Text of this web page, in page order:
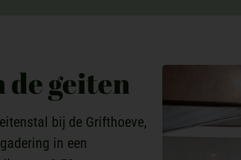
de geiten
bij de Grifthoeve,
in een